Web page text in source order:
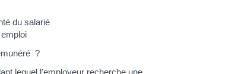
du salarié
?
lequel l'employeur recherche une